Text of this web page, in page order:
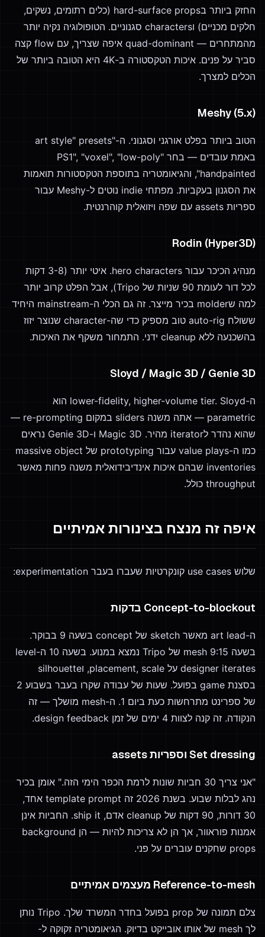
החזק ביותר בhard-surface props (כלים רתומים, נשקים,
חלקים מכניים) וcharacters סגנוניים. הטופולוגיה נקיה יותר
מהמתחרים — quad-dominant איפה שצריך, עם flow קצה
סביר על פנים. איכות הטקסטורה ב-4K היא הטובה ביותר של
הכלים למצרך.
Meshy (5.x)
הטוב ביותר בפלט אורגני וסגנוני. ה-"art style" presets
באמת עובדים — בחר "PS1", "voxel", "low-poly
handpainted", והגיאומטריה בתוספת הטקסטורות תואמות
את הסגנון בעקביות. מפתחי indie נוטים ל-Meshy עבור
ספריות assets עם שפה ויזואלית קוהרנטית.
Rodin (Hyper3D)
מנהיג הכיכר עבור hero characters. איטי יותר (3-8 דקות
לכל דור לעומת 90 שניות של Tripo), אבל הפלט קרוב יותר
למה שmolder בכיר מייצר. זה גם הכלי ה-mainstream היחיד
ששולח auto-rig טוב מספיק כדי שה-character שנוצר יזוז
בהשכנעה ללא cleanup ידני. התמחור משקף את האיכות.
Sloyd / Magic 3D / Genie 3D
ה-lower-fidelity, higher-volume tier. Sloyd הוא
parametric — אתה משנה sliders במקום re-prompting —
שהוא נהדר לiterator מהיר. Magic 3D ו-Genie 3D נראים
כמו ה-value plays עבור prototyping של massive object
inventories שבהם איכות אינדיבידואלית משנה פחות מאשר
throughput כולל.
איפה זה מנצח בצינורות אמיתיים
שלוש use cases קונקרטיות שעברו בעבר experimentation:
Concept-to-blockout בדקות
ה-art lead מאשר sketch של concept בשעה 9 בבוקר.
בשעה 9:15 mesh של Tripo נמצא במנוע. בשעה 10 ה-level
designer iterates על placement, scale, וsilhouette
בסצנת game בפועל. שעות של עבודה שקרו בעבר בשבוע 2
של ספרינט מתרחשות כעת ביום 1. ה-mesh מושלך — זה
הנקודה. זה קנה לצוות 4 ימים של זמן design feedback.
Set dressing וספריות assets
"אני צריך 30 חביות שונות לרמת הכפר הימי הזה." אומן בכיר
נהג לבלות שבוע. בשנת 2026 זה template prompt אחד,
30 דורות, 90 דקות של cleanup אדם, ship it. החביות אינן
אמנות פוראוור, אך הן לא צריכות להיות — הן background
props שחקנים עוברים על פני.
Reference-to-mesh מעצמים אמיתיים
צלם תמונה של prop בפועל בחדר המשרד שלך. Tripo נותן
לך mesh של אותו אובייקט בדיוק. הגיאומטריה זקוקה ל-